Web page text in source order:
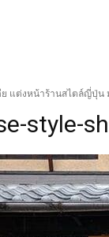
ย แต่งหน้าร้านสไตล์ญี่ปุ่
style-